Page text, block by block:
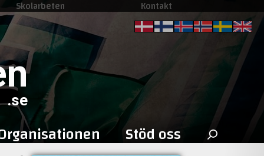
Skolarbeten Kontakt
.se
Stöd oss Sök
efter: